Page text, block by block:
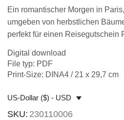
Ein romantischer Morgen in
umgeben von herbstlichen
perfekt für einen Reisegutschein
Digital download
File typ: PDF
Print-Size: DINA4 / 21 x 29,7 cm
US-Dollar ($) - USD
SKU: 230110006